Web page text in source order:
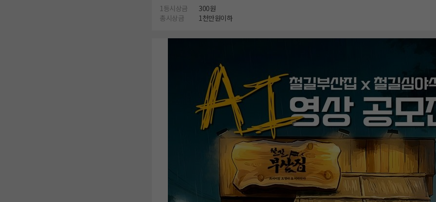
1등시상금
300원
총시상금
1천만원이하